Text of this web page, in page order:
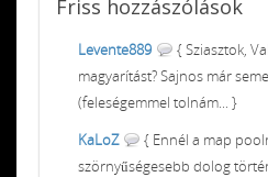
Friss hozzászólások
Levente889
{ Sziasztok,
magyarítást? Sajnos már
(feleségemmel tolnám... }
KaLoZ
{ Ennél a map
szörnyűségesebb dolog